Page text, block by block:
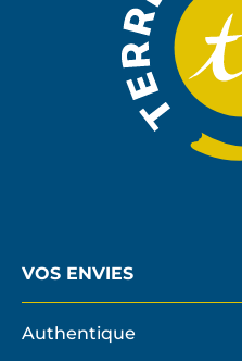
VOS ENVIES
Authentique